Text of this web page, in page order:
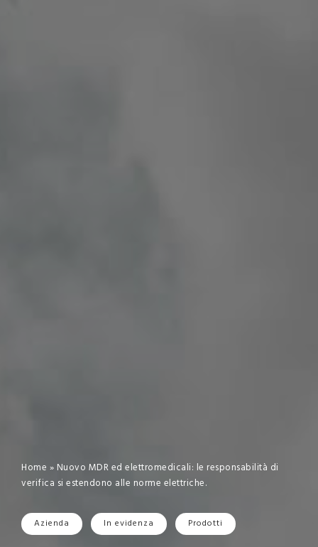
Home » Nuovo MDR ed elettromedicali: le responsabilità di
verifica si estendono alle norme elettriche.
Azienda In evidenza Prodotti